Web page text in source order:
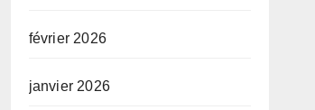
février 2026
janvier 2026